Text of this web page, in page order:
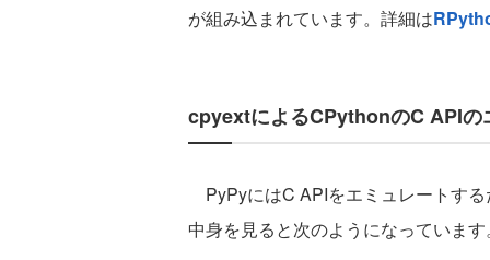
が組み込まれています。詳細は
cpyextによるCPythonのC APIの
PyPyにはC APIをエミュレートす
中身を見ると次のようになっていま